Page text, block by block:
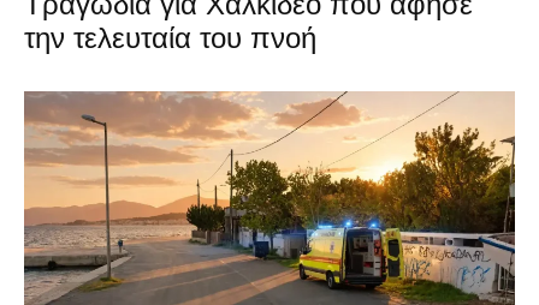
την τελευταία του πνοή